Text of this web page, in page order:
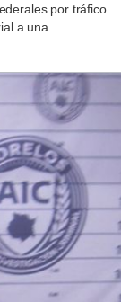
por tráfico
a una